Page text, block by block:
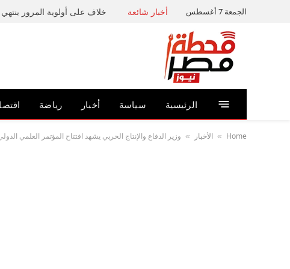
الجمعة 7 أغسطس أخبار شائعة خلاف على أولوية المرور
الرئيسية سياسة أخبار رياضة
Home
» الأخبار » وزير الدفاع والإنتاج الحربي يشهد افتتاح المؤتمر العلمي